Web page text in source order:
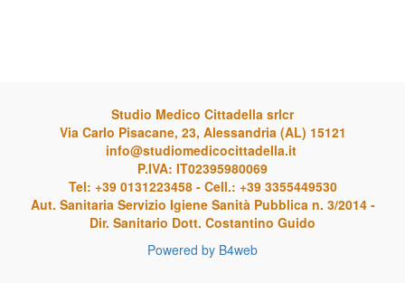
Studio Medico Cittadella srlcr
Via Carlo Pisacane, 23, Alessandria (AL) 15121
info@studiomedicocittadella.it
P.IVA: IT02395980069
Tel: +39 0131223458 - Cell.: +39 3355449530
Aut. Sanitaria Servizio Igiene Sanità Pubblica n. 3/2014 -
Dir. Sanitario Dott. Costantino Guido
Powered by B4web